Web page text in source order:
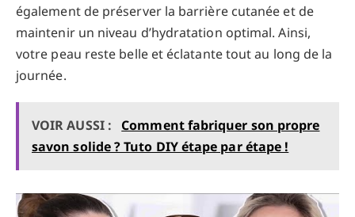
également de préserver la barrière cutanée et de
maintenir un niveau d’hydratation optimal. Ainsi,
votre peau reste belle et éclatante tout au long de la
journée.
VOIR AUSSI :
Comment fabriquer son propre
savon solide ? Tuto DIY étape par étape !